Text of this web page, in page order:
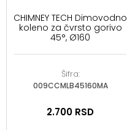
CHIMNEY TECH Dimovodno
koleno za čvrsto gorivo
45°, Ø160
Šifra:
009CCMLB45160MA
2.700 RSD